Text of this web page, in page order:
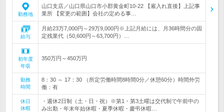
勤務地
山口支店／山口県山口市小郡黄金町10-22 【雇入れ直後】上記事
業所 【変更の範囲】会社の定める事…
給与
月給23万7,000円～29万9,000円※上記月給には、月36時間分の固
定残業代（50,600円～63,700円）…
初年度
年収
350万円～450万円
勤務
時間
8：30 ～ 17：30 （所定労働時間8時間0分／休憩60分）時間外労
働：有
休日
休暇
・週休2日制（土・日・祝）※第1・第3土曜は交代制で午前中の
み出勤・年末年始休暇・夏季休暇・慶弔休暇…